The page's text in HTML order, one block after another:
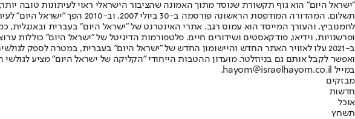
"ישראל היום" הוא גוף תקשורת שנוסד מתוך האמונה שהציבור הישראלי ראוי לעיתונות טובה
תשלום. המהדורה המודפסת
ופרשנויות, וידיאו, פודקאסטים ושידורים חיים. פלטפורמות הדיגיטל של "ישראל היום" כוללות
ב-2021 עלו לאוויר האתר החדש והיישומון החדש של "ישראל היום" בעברית, במטרה לספק
ואפשר לקבל אותם גם בניוזלטר. מועדון ההטבות הייחודי "הקליקה של ישראל היום" מציע
במייל hayom@israelhayom.co.il.
מבזקים
חדשות
אוכל
תשחץ